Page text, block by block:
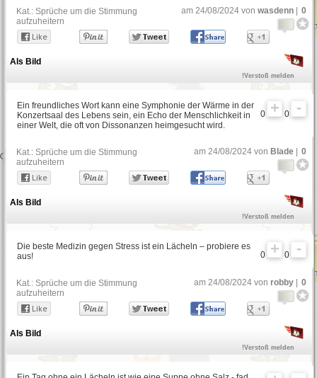
Weisheiten
Sinnlose Sprüche
Philosophische Sprüche
Italienische Sprüche
Motto-Sprüche
Kat.:Sprüche um die Stimmung
aufzuheitern
am 24/08/2024 vonwasdenn 0
Als Bild
!Verstoß melden
0 0
Ein freundliches Wort kann eine Symphonie der Wärme in der
Konzertsaal des Lebens sein, ein Echo der Menschlichkeit in
einer Welt, die oft von Dissonanzen heimgesucht wird.
Kat.:Sprüche um die Stimmung
aufzuheitern
am 24/08/2024 von Blade 0
Als Bild
!Verstoß melden
0 0
Die beste Medizin gegen Stress ist ein Lächeln – probiere es
aus!
Kat.:Sprüche um die Stimmung
aufzuheitern
am 24/08/2024 von robby 0
Als Bild
!Verstoß melden